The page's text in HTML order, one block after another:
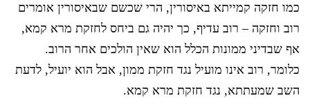
כמו חזקה קמייתא באיסורין, הרי שכשם שבאיסורין אומרים
רוב וחזקה – רוב עדיף, כך יהיה גם ביחס לחזקת מרא קמא,
אף שבדיני ממונות הכלל הוא שאין הולכים אחר הרוב.
כלומר, רוב אינו מועיל נגד חזקת ממון, אבל הוא יועיל, לדעת
השב שמעתתא, נגד חזקת מרא קמא.